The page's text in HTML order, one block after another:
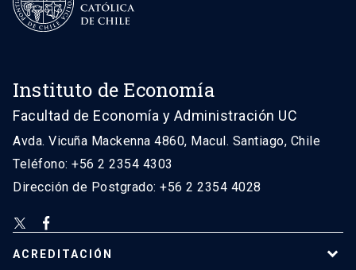
Instituto de Economía
Facultad de Economía y Administración UC
Avda. Vicuña Mackenna 4860, Macul. Santiago, Chile
Teléfono: +56 2 2354 4303
Dirección de Postgrado: +56 2 2354 4028
ACREDITACIÓN